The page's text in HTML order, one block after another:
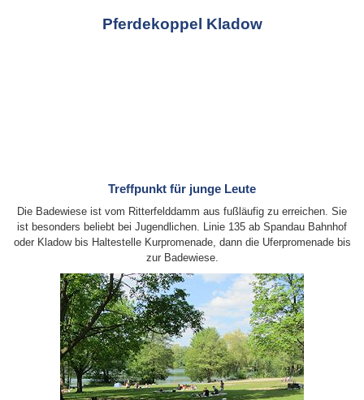
Pferdekoppel Kladow
Treffpunkt für junge Leute
Die Badewiese ist vom Ritterfelddamm aus fußläufig zu erreichen. Sie
ist besonders beliebt bei Jugendlichen. Linie 135 ab Spandau Bahnhof
oder Kladow bis Haltestelle Kurpromenade, dann die Uferpromenade bis
zur Badewiese.